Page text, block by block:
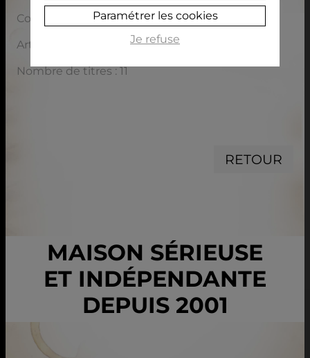
Code prix : 1R014
Artiste(s) :
Moussu T & Lei Jovents
Nombre de titres : 11
RETOUR
MAISON SÉRIEUSE
ET INDÉPENDANTE
DEPUIS 2001
Paramétrer les cookies
Je refuse